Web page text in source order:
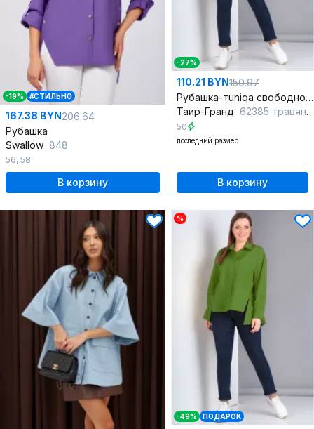
-19% #СТИЛЬНО
167.38 BYN206.64
Рубашка
Swallow 848
56, 58
В корзину
-27%
110.21 BYN150.97
Рубашка-тuniqа свободного силуэта из текстиля на каждый день
Таир-Гранд 62385 травяной
50
последний размер
В корзину
%
-49% ПОДАРОК